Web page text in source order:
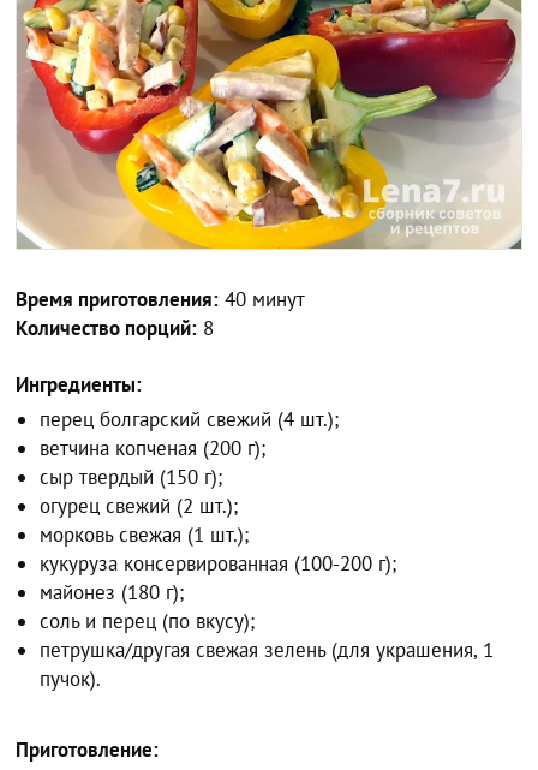
Время приготовления: 40 минут
Количество порций: 8
Ингредиенты:
перец болгарский свежий (4 шт.);
ветчина копченая (200 г);
сыр твердый (150 г);
огурец свежий (2 шт.);
морковь свежая (1 шт.);
кукуруза консервированная (100-200 г);
майонез (180 г);
соль и перец (по вкусу);
петрушка/другая свежая зелень (для украшения, 1
пучок).
Приготовление: